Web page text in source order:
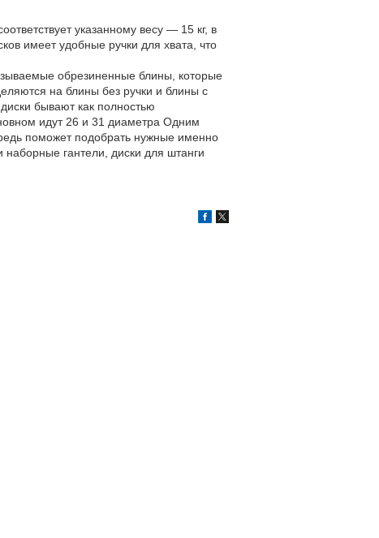
указанному весу ― 15 кг, в
имеет удобные ручки для хвата, что
обрезиненные блины, которые
на блины без ручки и блины с
бывают как полностью
идут 26 и 31 диаметра Одним
поможет подобрать нужные именно
гантели, диски для штанги